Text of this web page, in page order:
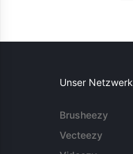
Unser Netzwerk
Brusheezy
Vecteezy